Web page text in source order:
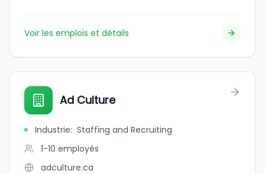
Voir les emplois et détails
Ad Culture
Industrie: Staffing and Recruiting
1-10 employés
adculture.ca